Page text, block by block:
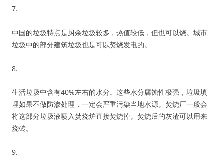
7.
中国的垃圾特点是厨余垃圾较多，热值较低，但也可以烧。城市
垃圾中的部分建筑垃圾也是可以焚烧发电的。
8.
生活垃圾中含有40%左右的水分。这些水分腐蚀性极强，垃圾填
埋如果不做防渗处理，一定会严重污染当地水源。焚烧厂一般会
将这部分垃圾液喷入焚烧炉直接焚烧掉。焚烧后的灰渣可以用来
烧砖。
9.